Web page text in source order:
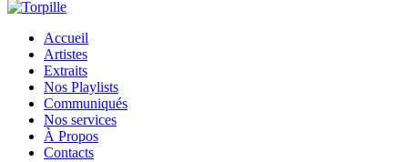
Accueil
Artistes
Extraits
Nos Playlists
Communiqués
Nos services
À Propos
Contacts